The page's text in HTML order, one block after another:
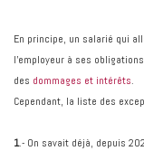
En principe, un salarié qui
l’employeur à ses
des dommages et intérêts.
Cependant, la liste des
1.- On savait déjà, depuis